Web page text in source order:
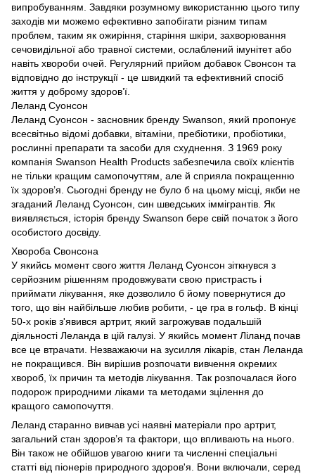
випробуванням. Завдяки розумному використанню цього типу
заходів ми можемо ефективно запобігати різним типам
проблем, таким як ожиріння, старіння шкіри, захворювання
сечовидільної або травної системи, ослаблений імунітет або
навіть хвороби очей. Регулярний прийом добавок Свонсон та
відповідно до інструкції - це швидкий та ефективний спосіб
життя у доброму здоров’ї.
Леланд Суонсон
Леланд Суонсон - засновник бренду Swanson, який пропонує
всесвітньо відомі добавки, вітаміни, пребіотики, пробіотики,
рослинні препарати та засоби для схуднення. З 1969 року
компанія Swanson Health Products забезпечила своїх клієнтів
не тільки кращим самопочуттям, але й сприяла покращенню
їх здоров’я. Сьогодні бренду не було б на цьому місці, якби не
згаданий Леланд Суонсон, син шведських іммігрантів. Як
виявляється, історія бренду Swanson бере свій початок з його
особистого досвіду.
Хвороба Свонсона
У якийсь момент свого життя Леланд Суонсон зіткнувся з
серйозним рішенням продовжувати свою пристрасть і
приймати лікування, яке дозволило б йому повернутися до
того, що він найбільше любив робити, - це гра в гольф. В кінці
50-х років з'явився артрит, який загрожував подальшій
діяльності Леланда в цій галузі. У якийсь момент Ліланд почав
все це втрачати. Незважаючи на зусилля лікарів, стан Леланда
не покращився. Він вирішив розпочати вивчення окремих
хвороб, їх причин та методів лікування. Так розпочалася його
подорож природними ліками та методами зцілення до
кращого самопочуття.
Леланд старанно вивчав усі наявні матеріали про артрит,
загальний стан здоров’я та фактори, що впливають на нього.
Він також не обійшов увагою книги та численні спеціальні
статті від піонерів природного здоров'я. Вони включали, серед